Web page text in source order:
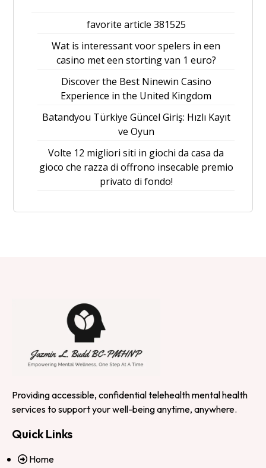
favorite article 381525
Wat is interessant voor spelers in een
casino met een storting van 1 euro?
Discover the Best Ninewin Casino
Experience in the United Kingdom
Batandyou Türkiye Güncel Giriş: Hızlı Kayıt
ve Oyun
Volte 12 migliori siti in giochi da casa da
gioco che razza di offrono insecable premio
privato di fondo!
Providing accessible, confidential telehealth mental health
services to support your well-being anytime, anywhere.
Quick Links
Home